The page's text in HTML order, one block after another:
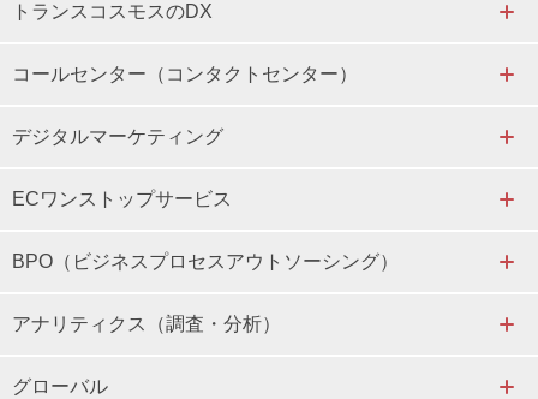
トランスコスモスのDX
コールセンター（コンタクトセンター）
デジタルマーケティング
ECワンストップサービス
BPO（ビジネスプロセスアウトソーシング）
アナリティクス（調査・分析）
グローバル